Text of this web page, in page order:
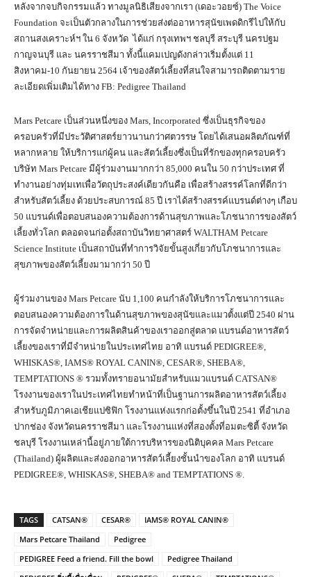
หลังจากจบกิจกรรมแล้ว ทางมูลนิธิเสียงจากเรา (เดอะวอยซ์) The Voice
Foundation จะเป็นตัวกลางในการช่วยส่งต่ออาหารสุนัขเพดดิกรีไปให้กับ
สถานสงเคราะห์ฯ ใน 6 จังหวัด ได้แก่ กรุงเทพฯ ชลบุรี สระบุรี นครปฐม
กาญจนบุรี และ นครราชสีมา ทั้งนี้แคมเปญดังกล่าวเริ่มตั้งแต่ 11
สิงหาคม-10 กันยายน 2564 เจ้าของสัตว์เลี้ยงที่สนใจสามารถติดตามราย
ละเอียดเพิ่มเติมได้ทาง FB: Pedigree Thailand
Mars Petcare เป็นส่วนหนึ่งของ Mars, Incorporated ซึ่งเป็นธุรกิจของ
ครอบครัวที่มีประวัติศาสตร์ยาวนานกว่าศตวรรษ โดยได้เสนอผลิตภัณฑ์ที่
หลากหลาย ให้บริการแก่ผู้คน และสัตว์เลี้ยงซึ่งเป็นที่รักของทุกครอบครัว
บริษัท Mars Petcare มีผู้ร่วมงานมากกว่า 85,000 คนใน 50 กว่าประเทศ ที่
ทำงานอย่างทุ่มเทเพื่อวัตถุประสงค์เดียวกันคือ เพื่อสร้างสรรค์โลกที่ดีกว่า
สำหรับสัตว์เลี้ยง ด้วยประสบการณ์ 85 ปี เราได้สร้างสรรค์แบรนด์ต่างๆ เกือบ
50 แบรนด์เพื่อตอบสนองความต้องการด้านสุขภาพและโภชนาการของสัตว์
เลี้ยงทั่วโลก ตลอดจนก่อตั้งสถาบันวิทยาศาสตร์ WALTHAM Petcare
Science Institute เป็นสถาบันที่ทำการวิจัยขั้นสูงเกี่ยวกับโภชนาการและ
สุขภาพของสัตว์เลี้ยงมามากว่า 50 ปี
ผู้ร่วมงานของ Mars Petcare นับ 1,100 คนกำลังให้บริการโภชนาการและ
ตอบสนองความต้องการในด้านสุขภาพของสุนัขและแมวตั้งแต่ปี 2540 ผ่าน
การจัดจำหน่ายและการผลิตสินค้าของเราออกสู่ตลาด แบรนด์อาหารสัตว์
เลี้ยงของเราที่มีจำหน่ายในประเทศไทย อาทิ แบรนด์ PEDIGREE®,
WHISKAS®, IAMS® ROYAL CANIN®, CESAR®, SHEBA®,
TEMPTATIONS ® รวมทั้งทรายอนามัยสำหรับแมวแบรนด์ CATSAN®
โรงงานของเราในประเทศไทยทำหน้าที่เป็นฐานการผลิตอาหารสัตว์เลี้ยง
สำหรับภูมิภาคเอเชียแปซิฟิก โรงงานแห่งแรกก่อตั้งขึ้นในปี 2541 ที่อำเภอ
ปากช่อง จังหวัดนครราชสีมา และโรงงานแห่งที่สองตั้งที่อมตะซิตี้ จังหวัด
ชลบุรี โรงงานเหล่านี้อยู่ภายใต้การบริหารของนิติบุคคล Mars Petcare
(Thailand) ผู้ผลิตและส่งออกอาหารสัตว์เลี้ยงชั้นนำของโลก อาทิ แบรนด์
PEDIGREE®,️ WHISKAS®, SHEBA® and TEMPTATIONS ®.
TAGS CATSAN® CESAR®
IAMS® ROYAL CANIN®
Mars Petcare Thailand
Pedigree
PEDIGREE Feed a friend. Fill the bowl
Pedigree Thailand